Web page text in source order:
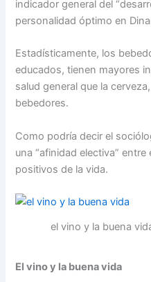
indicador general del
personalidad óptimo en
Estadísticamente, los
educados, tienen mayores
salud general que la
bebedores.
Como podría decir el
una “afinidad electiva”
positivos de la vida.
el vino y la buena
El vino y la buena vida